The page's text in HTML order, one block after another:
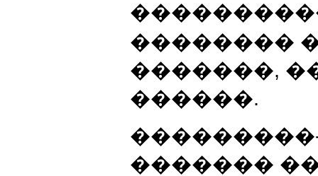
��������
�������,
������.
�������